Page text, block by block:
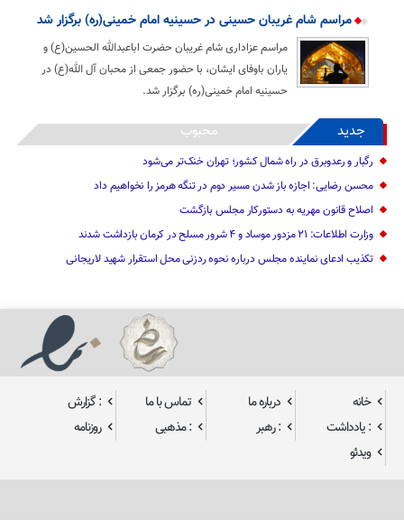
مراسم شام غریبان حسینی در حسینیه امام خمینی(ره) برگزار شد
مراسم عزاداری شام غریبان حضرت اباعبدالله الحسین(ع) و
یاران باوفای ایشان، با حضور جمعی از محبان آل الله(ع) در
حسینیه امام خمینی(ره) برگزار شد.
جدید محبوب
رگبار و رعدوبرق در راه شمال کشور؛ تهران خنک‌تر می‌شود
محسن رضایی: اجازه باز شدن مسیر دوم در تنگه هرمز را نخواهیم داد
اصلاح قانون مهریه به دستورکار مجلس بازگشت
وزارت اطلاعات: ۲۱ مزدور موساد و ۴ شرور مسلح در کرمان بازداشت شدند
تکذیب ادعای نماینده مجلس درباره نحوه ردزنی محل استقرار شهید لاریجانی
خانه درباره ما تماس با ما
: گزارش
: یادداشت
: رهبر : مذهبی
روزنامه
ویدئو